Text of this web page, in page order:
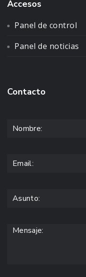
Accesos
Panel de control
Panel de noticias
Contacto